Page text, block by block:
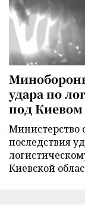
удара по
под Киевом
Министерство
последствия
Киевской